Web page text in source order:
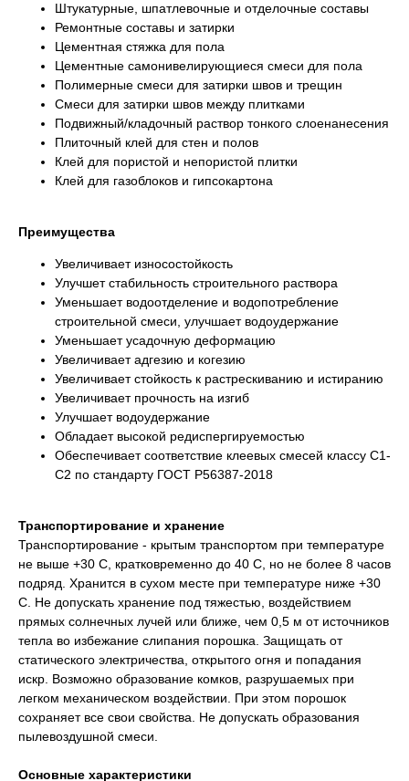
Штукатурные, шпатлевочные и отделочные составы
Ремонтные составы и затирки
Цементная стяжка для пола
Цементные самонивелирующиеся смеси для пола
Полимерные смеси для затирки швов и трещин
Смеси для затирки швов между плитками
Подвижный/кладочный раствор тонкого слоенанесения
Плиточный клей для стен и полов
Клей для пористой и непористой плитки
Клей для газоблоков и гипсокартона
Преимущества
Увеличивает износостойкость
Улучшет стабильность строительного раствора
Уменьшает водоотделение и водопотребление
строительной смеси, улучшает водоудержание
Уменьшает усадочную деформацию
Увеличивает адгезию и когезию
Увеличивает стойкость к растрескиванию и истиранию
Увеличивает прочность на изгиб
Улучшает водоудержание
Обладает высокой редиспергируемостью
Обеспечивает соответствие клеевых смесей классу С1-
С2 по стандарту ГОСТ P56387-2018
Транспортирование и хранение
Транспортирование - крытым транспортом при температуре
не выше +30 С, кратковременно до 40 С, но не более 8 часов
подряд. Хранится в сухом месте при температуре ниже +30
С. Не допускать хранение под тяжестью, воздействием
прямых солнечных лучей или ближе, чем 0,5 м от источников
тепла во избежание слипания порошка. Защищать от
статического электричества, открытого огня и попадания
искр. Возможно образование комков, разрушаемых при
легком механическом воздействии. При этом порошок
сохраняет все свои свойства. Не допускать образования
пылевоздушной смеси.
Основные характеристики